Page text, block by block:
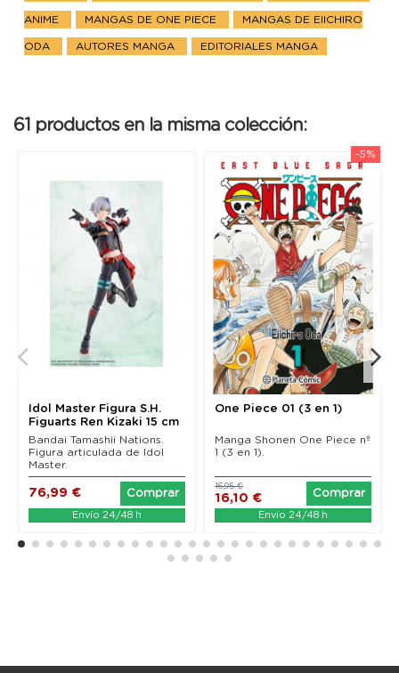
ANIME MANGAS DE ONE PIECE MANGAS DE EIICHIRO
ODA AUTORES MANGA EDITORIALES MANGA
61 productos en la misma colección:
Idol Master Figura S.H.
Figuarts Ren Kizaki 15 cm
Bandai Tamashii Nations.
Figura articulada de Idol
Master.
76,99 € Comprar
Envío 24/48 h
-5%
One Piece 01 (3 en 1)
Manga Shonen One Piece nº
1 (3 en 1).
16,10 €
16,95 €
Comprar
Envío 24/48 h